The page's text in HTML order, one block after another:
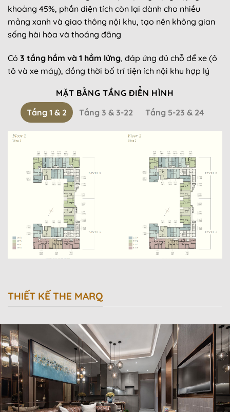
khoảng 45%, phần diện tích còn lại dành cho nhiều
mảng xanh và giao thông nội khu, tạo nên không gian
sống hài hòa và thoáng đãng
Có 3 tầng hầm và 1 hầm lửng, đáp ứng đủ chỗ để xe (ô
tô và xe máy), đồng thời bố trí tiện ích nội khu hợp lý
MẶT BẰNG TẦNG ĐIỂN HÌNH
Tầng 1 & 2
Tầng 3 & 3-22 Tầng 5-23 & 24
THIẾT KẾ THE MARQ